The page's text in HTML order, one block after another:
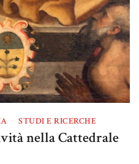
STUDI E RICERCHE
nella Cattedrale